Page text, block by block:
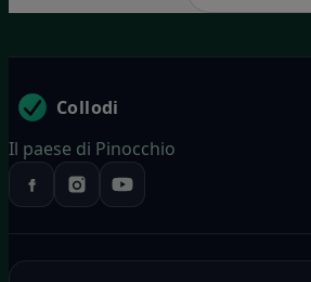
Collodi
Il paese di Pinocchio